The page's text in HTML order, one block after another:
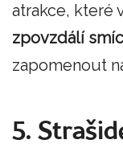
atrakce, které
zpovzdálí
zapomenout
5.